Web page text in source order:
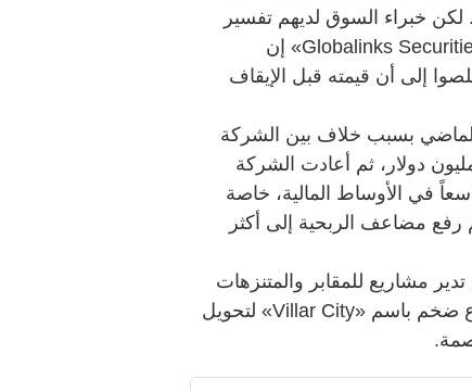
لكن خبراء السوق لديهم تفسير
مختلف، إذ يقول المحلل توبي ألان آرس من شركة «Globalinks Securities» إن
إلى أن قيمته قبل الإيقاف
الماضي بسبب خلاف بين الشركة
الحسابات حول تقييم أرض اشتراها فيلار بـ93 مليون دولار، ثم أعادت الشركة
ما أثار جدلاً واسعاً في الأوساط المالية، خاصة
مضاعف الربحية إلى أكثر
التي تدير مشاريع للمقابر والمتنزهات
التذكارية والإسكان منخفض التكلفة، إضافة إلى مشروع ضخم باسم «Villar City» لتحويل